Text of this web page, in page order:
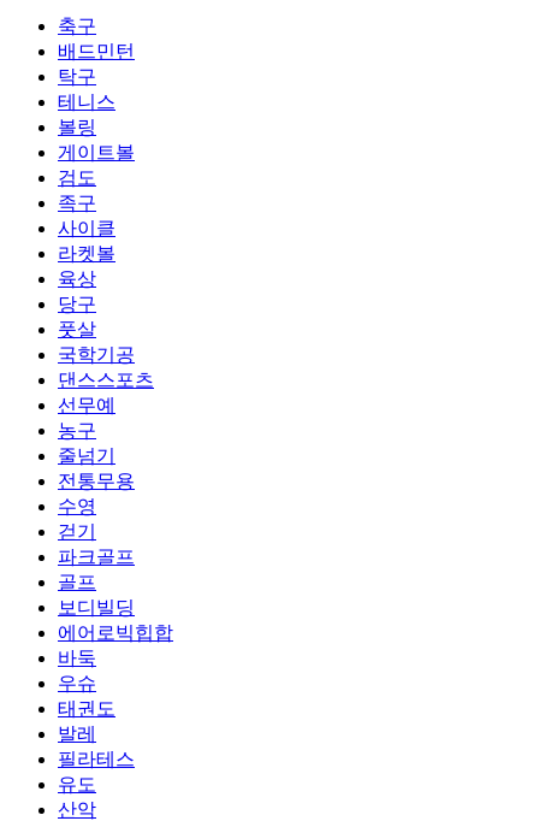
축구
배드민턴
탁구
테니스
볼링
게이트볼
검도
족구
사이클
라켓볼
육상
당구
풋살
국학기공
댄스스포츠
선무예
농구
줄넘기
전통무용
수영
걷기
파크골프
골프
보디빌딩
에어로빅힙합
바둑
우슈
태권도
발레
필라테스
유도
산악